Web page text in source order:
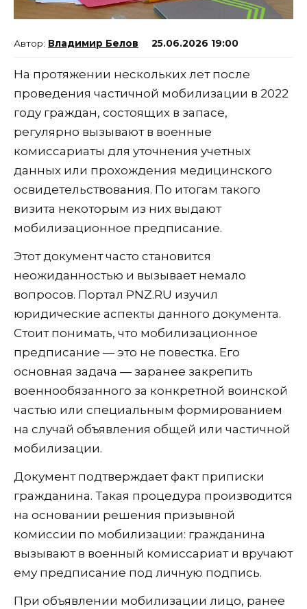
Владимир Белов 25.06.2026 19:00
На протяжении нескольких лет после
проведения частичной мобилизации в 2022
году граждан, состоящих в запасе,
регулярно вызывают в военные
комиссариаты для уточнения учетных
данных или прохождения медицинского
освидетельствования. По итогам такого
визита некоторым из них выдают
мобилизационное предписание.
Этот документ часто становится
неожиданностью и вызывает немало
вопросов. Портал PNZ.RU изучил
юридические аспекты данного документа.
Стоит понимать, что мобилизационное
предписание — это не повестка. Его
основная задача — заранее закрепить
военнообязанного за конкретной воинской
частью или специальным формированием
на случай объявления общей или частичной
мобилизации.
Документ подтверждает факт приписки
гражданина. Такая процедура производится
на основании решения призывной
комиссии по мобилизации: гражданина
вызывают в военный комиссариат и вручают
ему предписание под личную подпись.
При объявлении мобилизации лицо, ранее